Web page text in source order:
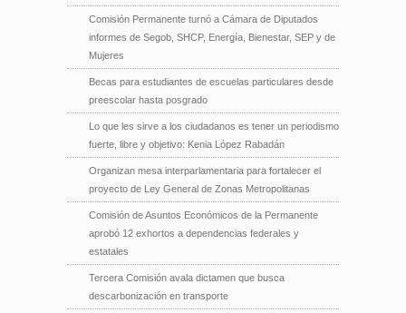
Comisión Permanente turnó a Cámara de Diputados
informes de Segob, SHCP, Energía, Bienestar, SEP y de
Mujeres
Becas para estudiantes de escuelas particulares desde
preescolar hasta posgrado
Lo que les sirve a los ciudadanos es tener un periodismo
fuerte, libre y objetivo: Kenia López Rabadán
Organizan mesa interparlamentaria para fortalecer el
proyecto de Ley General de Zonas Metropolitanas
Comisión de Asuntos Económicos de la Permanente
aprobó 12 exhortos a dependencias federales y
estatales
Tercera Comisión avala dictamen que busca
descarbonización en transporte